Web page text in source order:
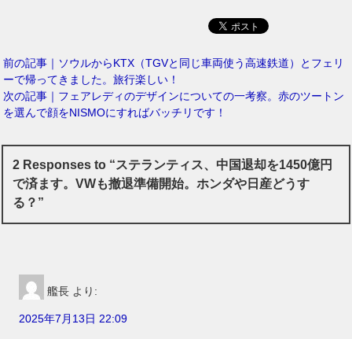
前の記事｜ソウルからKTX（TGVと同じ車両使う高速鉄道）とフェリ
ーで帰ってきました。旅行楽しい！
次の記事｜フェアレディのデザインについての一考察。赤のツートン
を選んで顔をNISMOにすればバッチリです！
2 Responses to “ステランティス、中国退却を1450億円
で済ます。VWも撤退準備開始。ホンダや日産どうす
る？”
艦長 より:
2025年7月13日 22:09